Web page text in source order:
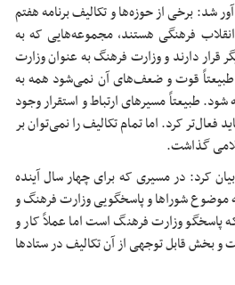
شد: برخی از حوزه‌ها و تکالیف برنامه هفتم
فرهنگی هستند، مجموعه‌هایی که به
قرار دارند و وزارت فرهنگ به عنوان وزارت
قوت و ضعف‌های آن نمی‌شود همه به
شود. طبیعتاً مسیرهای ارتباط و استقرار وجود
فعال‌تر کرد. اما تمام تکالیف را نمی‌توان بر
گذاشت.
کرد: در مسیری که برای چهار سال آینده
موضوع شوراها و پاسخگویی وزارت فرهنگ و
پاسخگو وزارت فرهنگ است اما عملاً کار و
و بخش قابل توجهی از آن تکالیف در ستادها